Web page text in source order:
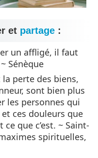
et partage :
un affligé, il faut
Sénèque
perte des biens,
sont bien plus
les personnes qui
ces douleurs que
ce que c’est. ~ Saint-
spirituelles,